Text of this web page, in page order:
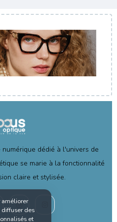
numérique dédié à l'univers de
se marie à la fonctionnalité
claire et stylisée.
améliorer
diffuser des
et